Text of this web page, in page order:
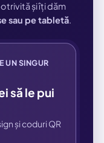
și îți dăm
sau pe tabletă.
UN SINGUR
să le pui
și coduri QR